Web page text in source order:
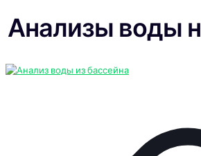
Анализы воды